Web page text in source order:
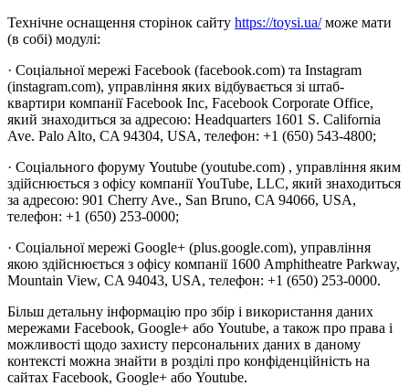
Технічне оснащення сторінок сайту https://toysi.ua/може мати
(в собі) модулі:
· Соціальної мережі Facebook (facebook.com) та Instagram
(instagram.com), управління яких відбувається зі штаб-
квартири компанії Facebook Inc, Facebook Corporate Office,
який знаходиться за адресою: Headquarters 1601 S. California
Ave. Palo Alto, CA 94304, USA, телефон: +1 (650) 543-4800;
· Соціального форуму Youtube (youtube.com) , управління яким
здійснюється з офісу компанії YouTube, LLC, який знаходиться
за адресою: 901 Cherry Ave., San Bruno, CA 94066, USA,
телефон: +1 (650) 253-0000;
· Соціальної мережі Google+ (plus.google.com), управління
якою здійснюється з офісу компанії 1600 Amphitheatre Parkway,
Mountain View, CA 94043, USA, телефон: +1 (650) 253-0000.
Більш детальну інформацію про збір і використання даних
мережами Facebook, Google+ або Youtube, а також про права і
можливості щодо захисту персональних даних в даному
контексті можна знайти в розділі про конфіденційність на
сайтах Facebook, Google+ або Youtube.